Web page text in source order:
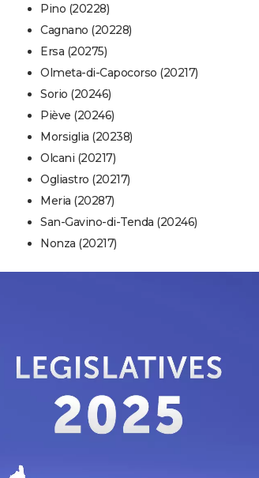
Pino (20228)
Cagnano (20228)
Ersa (20275)
Olmeta-di-Capocorso (20217)
Sorio (20246)
Piève (20246)
Morsiglia (20238)
Olcani (20217)
Ogliastro (20217)
Meria (20287)
San-Gavino-di-Tenda (20246)
Nonza (20217)